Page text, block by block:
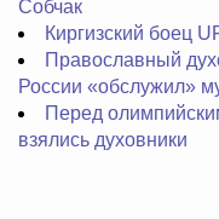
Собчак
Киргизский боец
Православный
России «обслужил»
Перед
взялись духовники